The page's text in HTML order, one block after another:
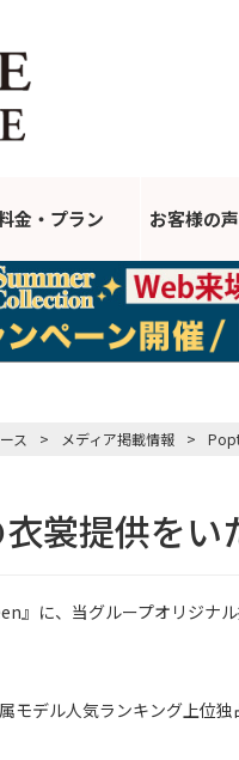
金・プラン お客様の声
ス > メディア掲載情報 >
裳提供をい
』に、当グループオリジナ
モデル人気ランキング上位